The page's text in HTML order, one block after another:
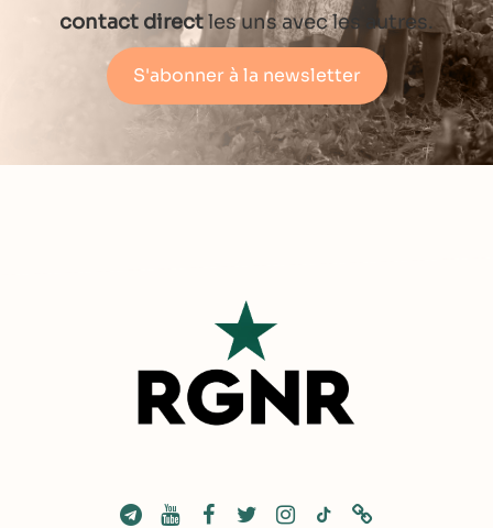
contact directles uns avec les autres.
S'abonner à la newsletter